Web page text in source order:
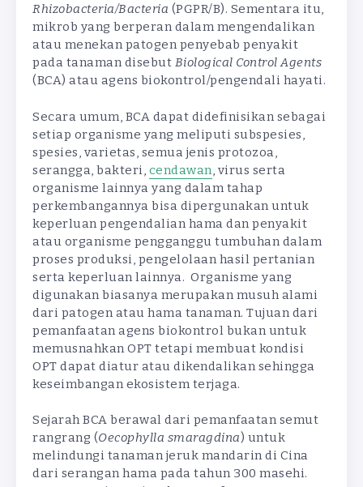
Rhizobacteria/Bacteria (PGPR/B). Sementara itu,
mikrob yang berperan dalam mengendalikan
atau menekan patogen penyebab penyakit
pada tanaman disebut Biological Control Agents
(BCA) atau agens biokontrol/pengendali hayati.
Secara umum, BCA dapat didefinisikan sebagai
setiap organisme yang meliputi subspesies,
spesies, varietas, semua jenis protozoa,
serangga, bakteri, cendawan, virus serta
organisme lainnya yang dalam tahap
perkembangannya bisa dipergunakan untuk
keperluan pengendalian hama dan penyakit
atau organisme pengganggu tumbuhan dalam
proses produksi, pengelolaan hasil pertanian
serta keperluan lainnya. Organisme yang
digunakan biasanya merupakan musuh alami
dari patogen atau hama tanaman. Tujuan dari
pemanfaatan agens biokontrol bukan untuk
memusnahkan OPT tetapi membuat kondisi
OPT dapat diatur atau dikendalikan sehingga
keseimbangan ekosistem terjaga.
Sejarah BCA berawal dari pemanfaatan semut
rangrang (Oecophylla smaragdina) untuk
melindungi tanaman jeruk mandarin di Cina
dari serangan hama pada tahun 300 masehi.